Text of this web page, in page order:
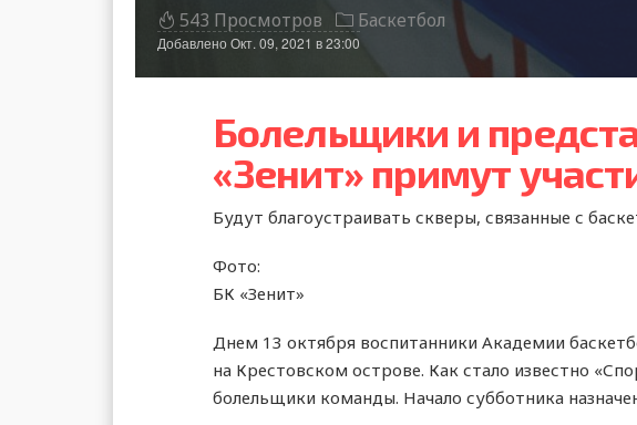
543 Просмотров Баскетбол
ДобавленоОкт. 09, 2021 в 23:00
Болельщики и
«Зенит» примут
Будут благоустраивать скверы, связанные с
Фото:
БК «Зенит»
Днем 13 октября воспитанники Академии
на Крестовском острове. Как стало известно
болельщики команды. Начало субботника